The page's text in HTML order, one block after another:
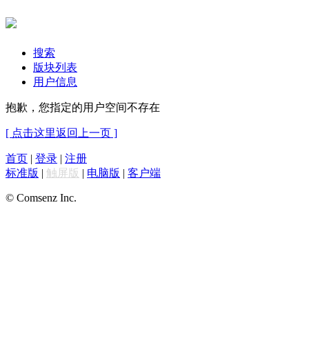
搜索
版块列表
用户信息
抱歉，您指定的用户空间不存在
[ 点击这里返回上一页 ]
首页 | 登录 | 注册
标准版 | 触屏版 | 电脑版 | 客户端
© Comsenz Inc.